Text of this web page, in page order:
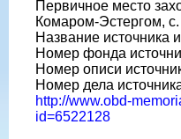
Первичное место
Комаром-Эстергом,
Название
Номер фонда
Номер описи
Номер дела
http://www.obd-
id=6522128